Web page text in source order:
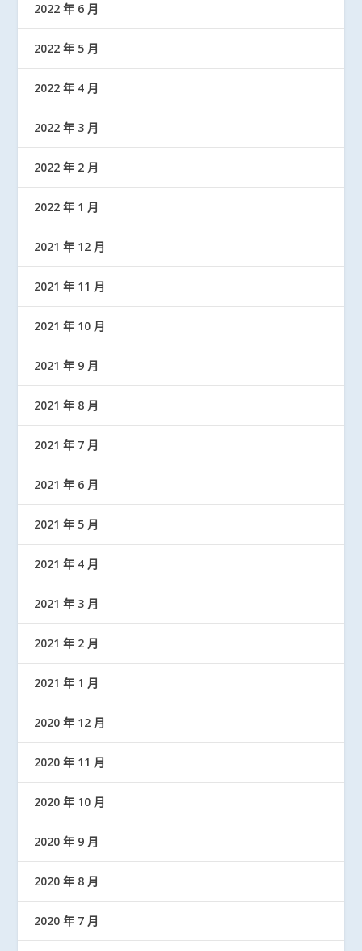
2022 年 6 月
2022 年 5 月
2022 年 4 月
2022 年 3 月
2022 年 2 月
2022 年 1 月
2021 年 12 月
2021 年 11 月
2021 年 10 月
2021 年 9 月
2021 年 8 月
2021 年 7 月
2021 年 6 月
2021 年 5 月
2021 年 4 月
2021 年 3 月
2021 年 2 月
2021 年 1 月
2020 年 12 月
2020 年 11 月
2020 年 10 月
2020 年 9 月
2020 年 8 月
2020 年 7 月